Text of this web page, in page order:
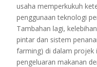
usaha memperkukuh
penggunaan teknologi
Tambahan lagi,
pintar dan sistem
farming) di dalam projek
pengeluaran makanan